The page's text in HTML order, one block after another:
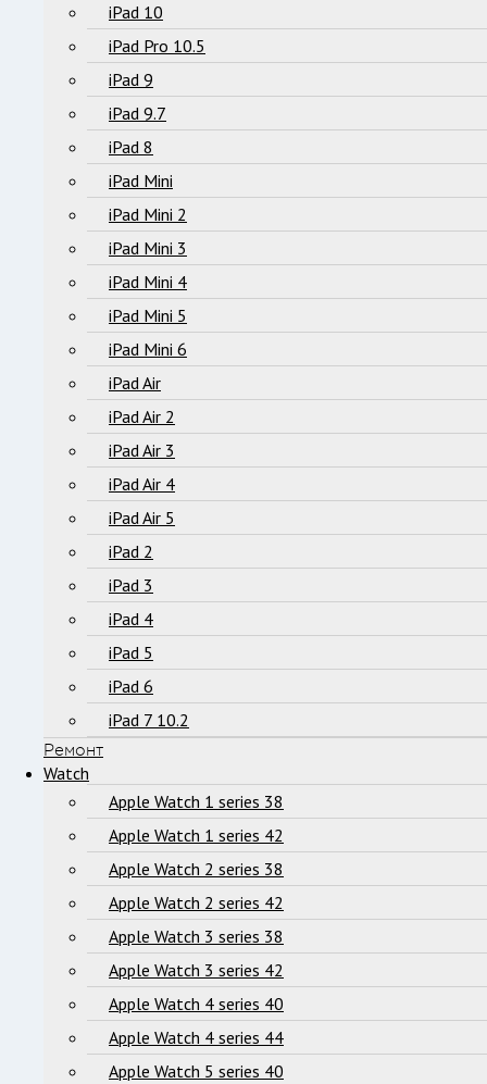
iPad 10
iPad Pro 10.5
iPad 9
iPad 9.7
iPad 8
iPad Mini
iPad Mini 2
iPad Mini 3
iPad Mini 4
iPad Mini 5
iPad Mini 6
iPad Air
iPad Air 2
iPad Air 3
iPad Air 4
iPad Air 5
iPad 2
iPad 3
iPad 4
iPad 5
iPad 6
iPad 7 10.2
Ремонт
Watch
Apple Watch 1 series 38
Apple Watch 1 series 42
Apple Watch 2 series 38
Apple Watch 2 series 42
Apple Watch 3 series 38
Apple Watch 3 series 42
Apple Watch 4 series 40
Apple Watch 4 series 44
Apple Watch 5 series 40